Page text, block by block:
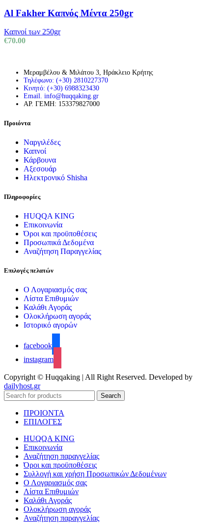
Al Fakher Καπνός Μέντα 250gr
Καπνοί των 250gr
€70.00
Μεραμβέλου & Μιλάτου 3, Ηράκλειο Κρήτης
Τηλέφωνο: (+30) 2810227370
Κινητό: (+30) 6988323430
Email. info@huqqaking.gr
ΑΡ. ΓΕΜΗ: 153379827000
Προιόντα
Ναργιλέδες
Καπνοί
Κάρβουνα
Αξεσουάρ
Ηλεκτρονικό Shisha
Πληροφορίες
HUQQA KING
Επικοινωνία
Όροι και προϋποθέσεις
Προσωπικά Δεδομένα
Αναζήτηση Παραγγελίας
Επιλογές πελατών
Ο Λογαριασμός σας
Λίστα Επιθυμιών
Καλάθι Αγοράς
Ολοκλήρωση αγοράς
Ιστορικό αγορών
facebook
instagram
Copyright © Huqqaking | All Right Reserved. Developed by
dailyhost.gr
Search
ΠΡΟΙΟΝΤΑ
ΕΠΙΛΟΓΕΣ
HUQQA KING
Επικοινωνία
Αναζήτηση παραγγελίας
Όροι και προϋποθέσεις
Συλλογή και χρήση Προσωπικών Δεδομένων
Ο Λογαριασμός σας
Λίστα Επιθυμιών
Καλάθι Αγοράς
Ολοκλήρωση αγοράς
Αναζήτηση παραγγελίας